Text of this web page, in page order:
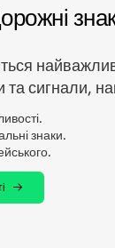
та сигнали,
знаки.